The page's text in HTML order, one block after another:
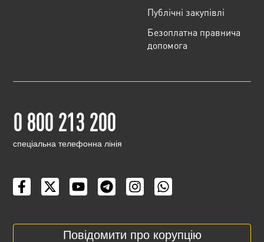
Публічні закупівлі
Безоплатна правнича
допомога
0 800 213 200
cпеціальна телефонна лінія
Повідомити про корупцію